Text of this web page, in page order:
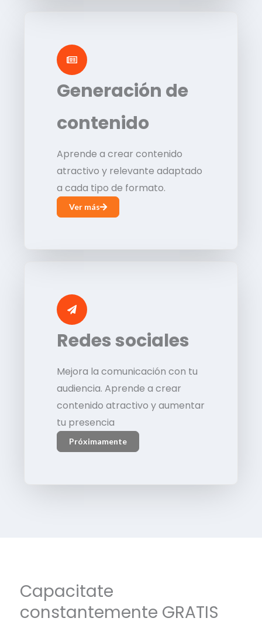
Generación de
contenido
Aprende a crear contenido
atractivo y relevante adaptado
a cada tipo de formato.
Ver más
Redes sociales
Mejora la comunicación con tu
audiencia. Aprende a crear
contenido atractivo y aumentar
tu presencia
Próximamente
Capacitate
constantemente GRATIS